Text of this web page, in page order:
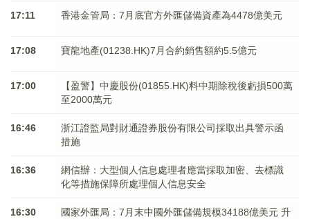
17:11 香港金管局：7月底官方外匯儲備資產為4478億美元
17:08 寶龍地產(01238.HK)7月合約銷售額約5.5億元
17:00
【盈警】中慶股份(01855.HK)料中期除稅後虧損500萬
至2000萬元
16:46
浙江證監局對財通證券股份有限公司採取出具警示函
措施
16:36
網信辦：大型個人信息處理者應當採取加密、去標識
化等措施保障所處理個人信息安全
16:30
國家外匯局：7月末中國外匯儲備規模34188億美元 升